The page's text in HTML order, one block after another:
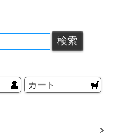
カート